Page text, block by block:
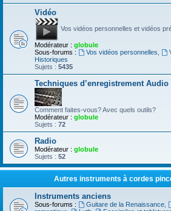
Vidéo
Vos vidéos personnelles et vidéos
Modérateur : globule
Sous-forums :
Vos vidéos personnelles
Historiques
Sujets : 5435
Techniques d’enregistrement Audio
Comment faites-vous? Avec quels outils?
Modérateur : globule
Sujets : 72
Radio
Modérateur : globule
Sujets : 52
Autres instruments à cordes
Instruments anciens
Sous-forums : Guitare de la Renaissance,